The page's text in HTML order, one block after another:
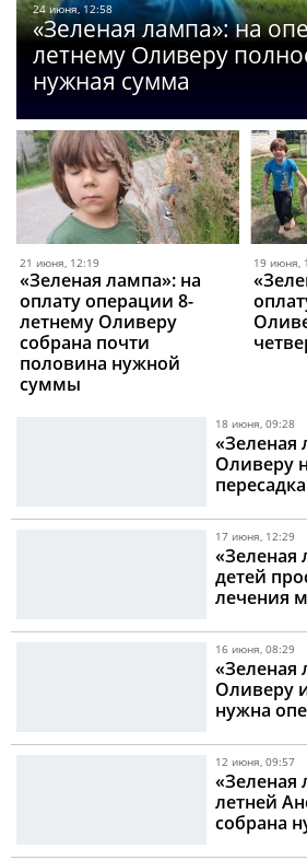
24 июня, 12:58
«Зеленая лампа»: на
летнему Оливеру
нужная сумма
21 июня, 12:19
«Зеленая лампа»: на
оплату операции 8-
летнему Оливеру
собрана почти
половина нужной
суммы
19 июня,
18 июня, 09:28
«Зеленая
Оливеру
17 июня, 12:29
«Зеленая
детей
лечения
16 июня, 08:29
«Зеленая
Оливеру
нужна
12 июня, 09:57
«Зеленая
летней
собрана